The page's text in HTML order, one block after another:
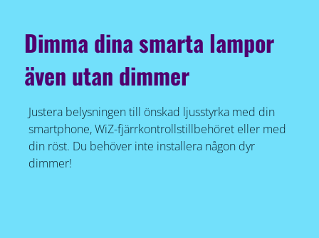
Dimma dina smarta lampor
även utan dimmer
Justera belysningen till önskad ljusstyrka med din
smartphone, WiZ-fjärrkontrollstillbehöret eller med
din röst. Du behöver inte installera någon dyr
dimmer!